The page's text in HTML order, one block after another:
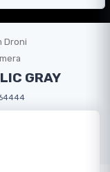
Droni
GRAY